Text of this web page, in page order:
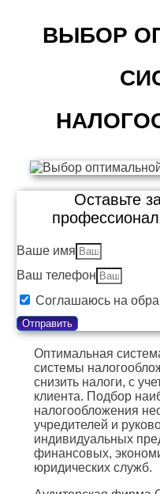
ВЫБОР
Оставьте
Ваше имя
Ваш телефон
Соглашаюсь на
Отправить
Оптимальная
системы
снизить налоги, с
клиента. Подбор
налогообложения
учредителей и
индивидуальных
финансовых,
юридических служб.